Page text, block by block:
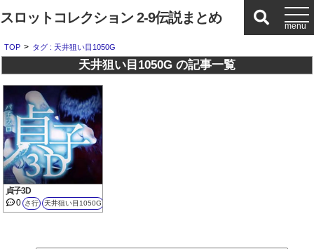
スロットコレクション 2-9伝説まとめ
TOP > タグ : 天井狙い目1050G
天井狙い目1050G の記事一覧
貞子3D
0 さ行 天井狙い目1050G